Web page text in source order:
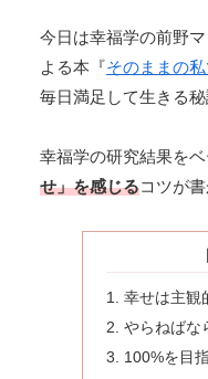
今日は幸福学の前野
よる本『そのままの
毎日満足して生きる
幸福学の研究結果をベ
せ」を感じるコツが書
幸せは主観
やらねばな
100%を目